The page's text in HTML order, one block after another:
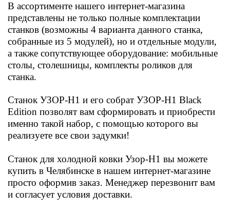
В ассортименте нашего интернет-магазина
представлены не только полные комплектации
станков (возможны 4 варианта данного станка,
собранные из 5 модулей), но и отдельные модули,
а также сопутствующее оборудование: мобильные
столы, столешницы, комплекты роликов для
станка.
Станок УЗОР-Н1 и его собрат УЗОР-Н1 Black
Edition позволят вам сформировать и приобрести
именно такой набор, с помощью которого вы
реализуете все свои задумки!
Станок для холодной ковки Узор-Н1 вы можете
купить в Челябинске в нашем интернет-магазине
просто оформив заказ. Менеджер перезвонит вам
и согласует условия доставки.